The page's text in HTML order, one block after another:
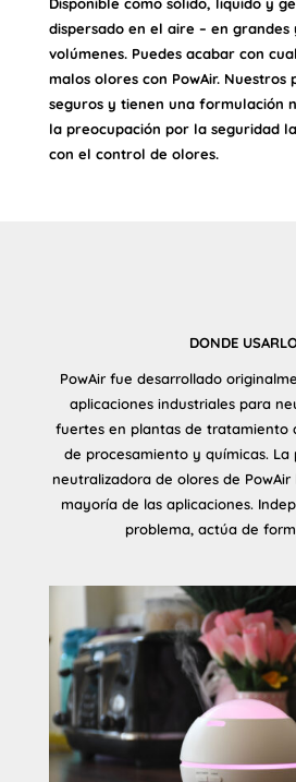
Disponible como sólido, líquido y
dispersado en el aire – en grandes
volúmenes. Puedes acabar con
malos olores con PowAir. Nuestros
seguros y tienen una formulación
la preocupación por la seguridad
con el control de olores.
DONDE
PowAir fue desarrollado
aplicaciones industriales para
fuertes en plantas de tratamiento
de procesamiento y químicas.
neutralizadora de olores de
mayoría de las aplicaciones.
problema, actúa de